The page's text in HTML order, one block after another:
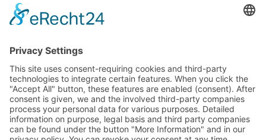
renovieren finanzierung möbel
fenster
hausbau
zaun immobilien förderung
fliesen
elektro
sicherheit heizung türen
kamin